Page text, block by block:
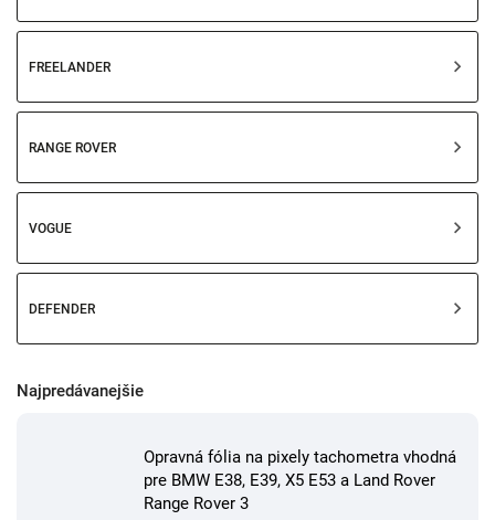
FREELANDER
RANGE ROVER
VOGUE
DEFENDER
Najpredávanejšie
Opravná fólia na pixely tachometra vhodná
pre BMW E38, E39, X5 E53 a Land Rover
Range Rover 3